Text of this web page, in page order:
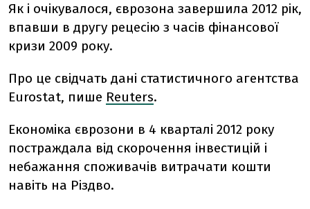
Як і очікувалося, єврозона завершила 2012 рік,
впавши в другу рецесію з часів фінансової
кризи 2009 року.
Про це свідчать дані статистичного агентства
Eurostat, пише Reuters.
Економіка єврозони в 4 кварталі 2012 року
постраждала від скорочення інвестицій і
небажання споживачів витрачати кошти
навіть на Різдво.